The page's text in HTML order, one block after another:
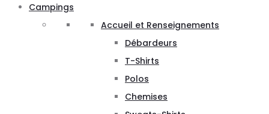
Campings
Accueil et Renseignements
Débardeurs
T-Shirts
Polos
Chemises